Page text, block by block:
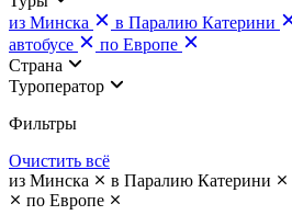
из Минска
в Паралию Катерини
автобусе
по Европе
Страна
Туроператор
Фильтры
Очистить всё
из Минска
в Паралию Катерини
по Европе